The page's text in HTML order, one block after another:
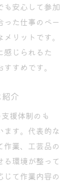
も安心して参加
た仕事のペー
リットです。
感じられるた
すめです。
介
援体制のも
ます。代表的な
作業、工芸品の
環境が整って
て作業内容の